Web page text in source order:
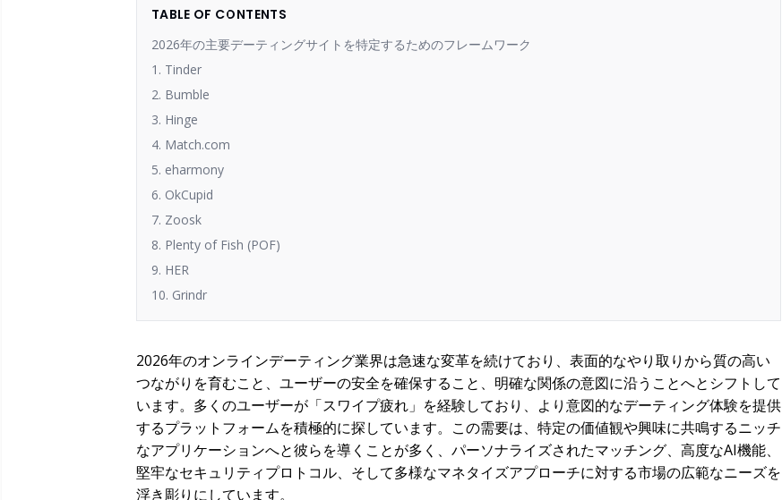
TABLE OF CONTENTS
2026年の主要デーティングサイトを特定するためのフレームワーク
1. Tinder
2. Bumble
3. Hinge
4. Match.com
5. eharmony
6. OkCupid
7. Zoosk
8. Plenty of Fish (POF)
9. HER
10. Grindr
2026年のオンラインデーティング業界は急速な変革を続けており、表面的なやり取りから質の高い
つながりを育むこと、ユーザーの安全を確保すること、明確な関係の意図に沿うことへとシフトして
います。多くのユーザーが「スワイプ疲れ」を経験しており、より意図的なデーティング体験を提供
するプラットフォームを積極的に探しています。この需要は、特定の価値観や興味に共鳴するニッチ
なアプリケーションへと彼らを導くことが多く、パーソナライズされたマッチング、高度なAI機能、
堅牢なセキュリティプロトコル、そして多様なマネタイズアプローチに対する市場の広範なニーズを
浮き彫りにしています。